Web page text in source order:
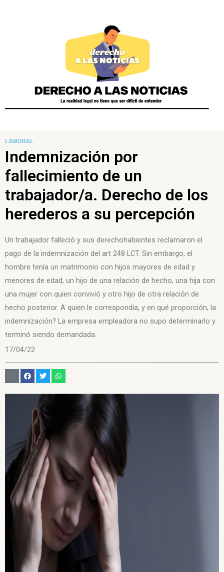
LABORAL
Indemnización por
fallecimiento de un
trabajador/a. Derecho de los
herederos a su percepción
Un trabajador falleció y sus derechohabientes reclamaron el
pago de la indemnización del art 248 LCT. Sin embargo, el
hombre tenía un matrimonio con hijos mayores de edad y
menores de edad, un hijo de una relación de hecho, una hija con
una mujer con quien convivió y otro hijo de otra relación de
hecho posterior. A quien le correspondía, y en qué proporción, la
indemnización? La empresa empleadora no supo determinarlo y
terminó siendo demandada.
17/04/22